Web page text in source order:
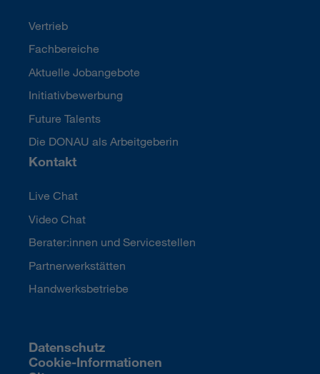
Vertrieb
Fachbereiche
Aktuelle Jobangebote
Initiativbewerbung
Future Talents
Die DONAU als Arbeitgeberin
Kontakt
Live Chat
Video Chat
Berater:innen und Servicestellen
Partnerwerkstätten
Handwerksbetriebe
Datenschutz
Cookie-Informationen